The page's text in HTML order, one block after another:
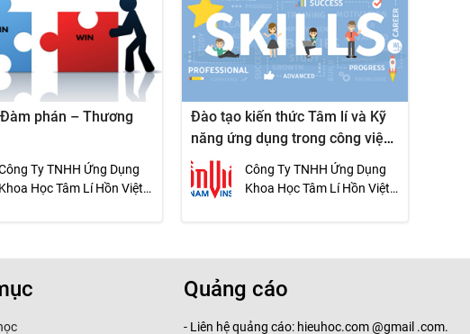
phán – Thương
Ty TNHH Ứng Dụng
Khoa Học Tâm Lí Hồn Việt -
Đào tạo kiến thức Tâm lí và Kỹ
năng ứng dụng trong công việc
(PEB1)
Công Ty TNHH Ứng Dụng
Khoa Học Tâm Lí Hồn Việt -
Quảng cáo
- Liên hệ quảng cáo: hieuhoc.com @gmail .com.